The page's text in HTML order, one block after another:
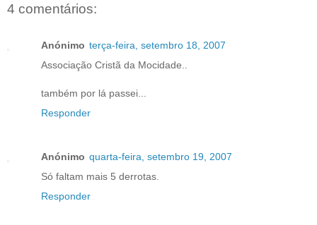
4 comentários:
Anónimo terça-feira, setembro 18, 2007
Associação Cristã da Mocidade..
também por lá passei...
Responder
Anónimo quarta-feira, setembro 19, 2007
Só faltam mais 5 derrotas.
Responder